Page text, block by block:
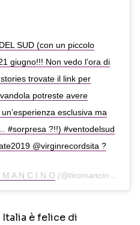
SUD (con un piccolo
giugno!!! Non vedo l’ora di
trovate il link per
potreste avere
esclusiva ma
#sorpresa ?!!) #ventodelsud
@virginrecordsita ?
A N C I N O (@tiromancinoofficial) in data:
Italia è felice di